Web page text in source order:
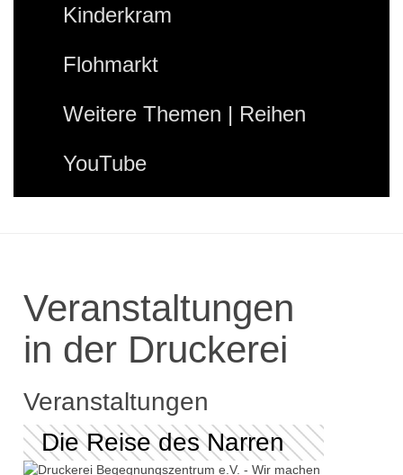
Kinderkram
Flohmarkt
Weitere Themen | Reihen
YouTube
Veranstaltungen
in der Druckerei
Veranstaltungen
Die Reise des Narren